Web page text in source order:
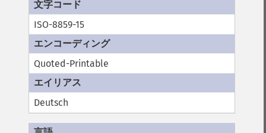
ISO-8859-15
Quoted-Printable
Deutsch